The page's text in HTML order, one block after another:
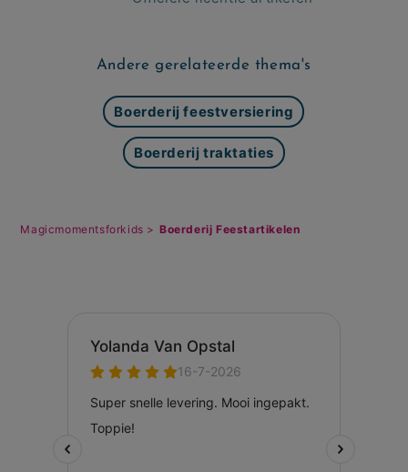
Andere gerelateerde thema's
Boerderij feestversiering
Boerderij traktaties
Magicmomentsforkids > Boerderij Feestartikelen